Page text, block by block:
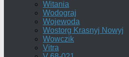
Witania
Wodograj
Wojewoda
Wostorg Krasnyj Nowyj
Wowczik
Vitra